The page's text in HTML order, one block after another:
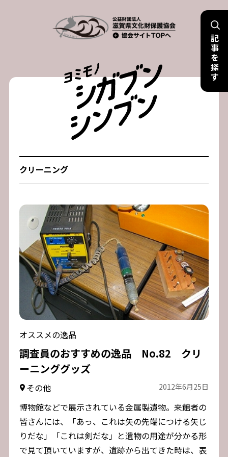
記
事
を
探
す
クリーニング
オススメの逸品
調査員のおすすめの逸品 No.82 クリ
ーニンググッズ
その他 2012年6月25日
博物館などで展示されている金属製遺物。来館者の
皆さんには、「あっ、これは矢の先端につける矢じ
りだな」「これは剣だな」と遺物の用途が分かる形
で見て頂いていますが、遺跡から出てきた時は、表